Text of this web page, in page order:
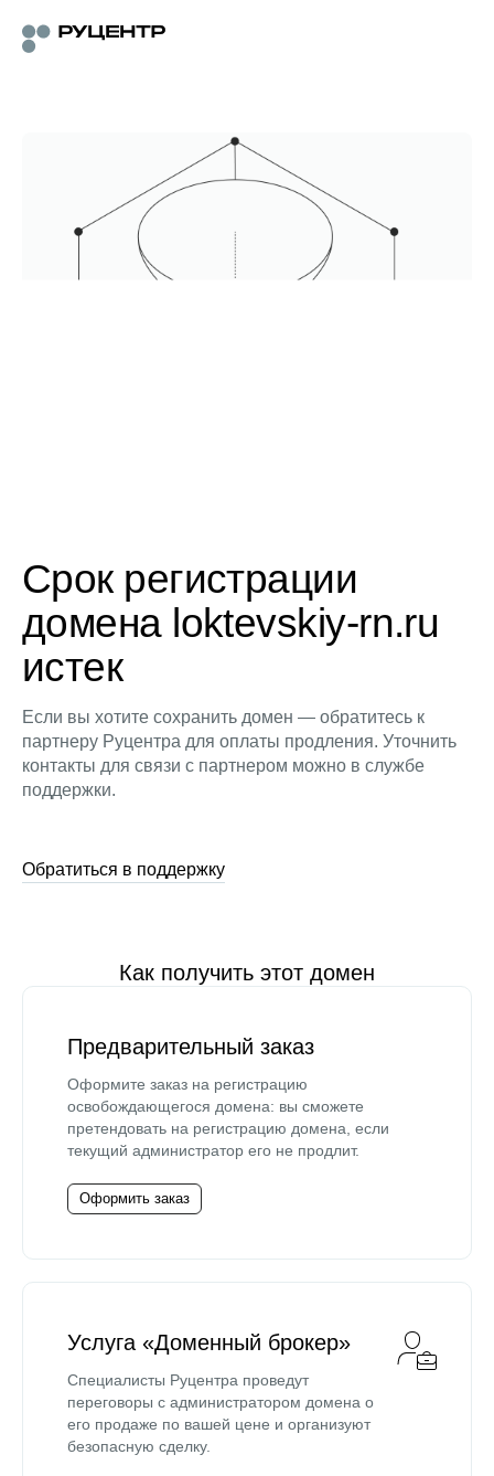
Срок регистрации
домена loktevskiy-rn.ru
истек
Если вы хотите сохранить домен — обратитесь к
партнеру Руцентра для оплаты продления. Уточнить
контакты для связи с партнером можно в службе
поддержки.
Обратиться в поддержку
Как получить этот домен
Предварительный заказ
Оформите заказ на регистрацию
освобождающегося домена: вы сможете
претендовать на регистрацию домена, если
текущий администратор его не продлит.
Оформить заказ
Услуга «Доменный брокер»
Специалисты Руцентра проведут
переговоры с администратором домена о
его продаже по вашей цене и организуют
безопасную сделку.